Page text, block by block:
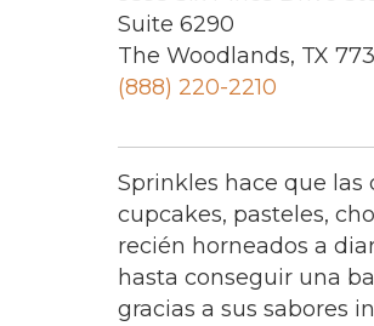
Suite 6290
The Woodlands, TX
(888) 220-2210
Sprinkles hace que las
cupcakes, pasteles,
recién horneados a
hasta conseguir una
gracias a sus sabores